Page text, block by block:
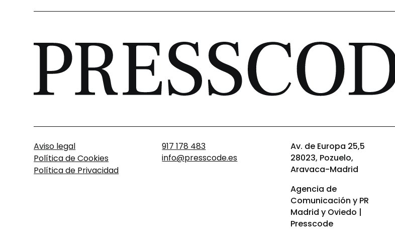
Aviso legal
Política de Cookies
Política de Privacidad
917 178 483
info@presscode.es
Av. de Europa 25,5
28023, Pozuelo,
Aravaca-Madrid
Agencia de
Comunicación y PR
Madrid y Oviedo |
Presscode